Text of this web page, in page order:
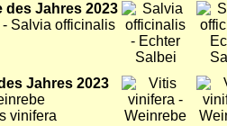
des Jahres 2023
Salvia officinalis
Bild Bild
Jahres 2023
vinifera
Bild Bild